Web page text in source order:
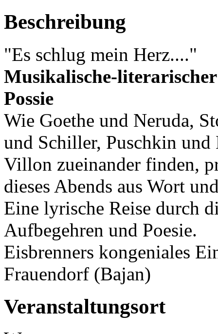
Beschreibung
"Es schlug mein Herz...."
Musikalische-
Possie
Wie Goethe und Neruda,
und Schiller, Puschkin und
Villon zueinander finden,
dieses Abends aus Wort
Eine lyrische Reise durch
Aufbegehren und Poesie.
Eisbrenners kongeniales
Frauendorf (Bajan)
Veranstaltungsort